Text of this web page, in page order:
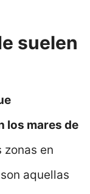
suelen
los mares de
zonas en
aquellas